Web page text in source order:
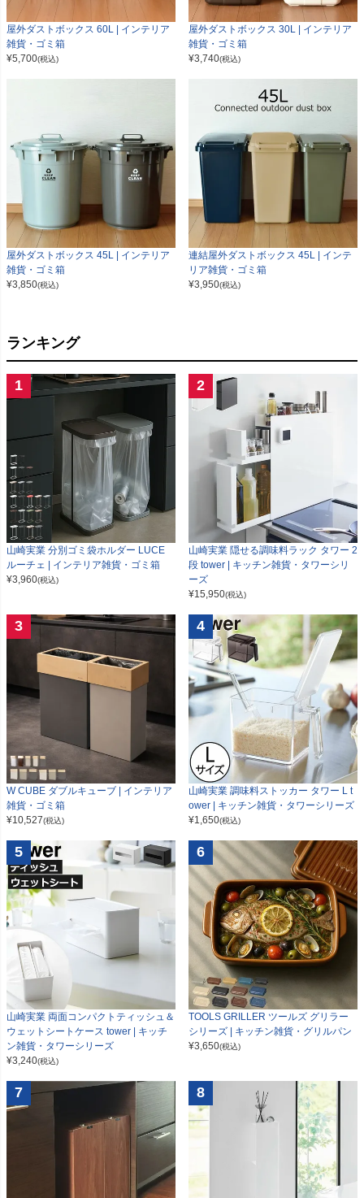
屋外ダストボックス 60L | インテリア
雑貨・ゴミ箱
¥5,700(税込)
屋外ダストボックス 30L | インテリア
雑貨・ゴミ箱
¥3,740(税込)
屋外ダストボックス 45L | インテリア
雑貨・ゴミ箱
¥3,850(税込)
連結屋外ダストボックス 45L | インテ
リア雑貨・ゴミ箱
¥3,950(税込)
ランキング
1
山崎実業 分別ゴミ袋ホルダー LUCE
ルーチェ | インテリア雑貨・ゴミ箱
¥3,960(税込)
2
山崎実業 隠せる調味料ラック タワー 2
段 tower | キッチン雑貨・タワーシリ
ーズ
¥15,950(税込)
3
W CUBE ダブルキューブ | インテリア
雑貨・ゴミ箱
¥10,527(税込)
4
山崎実業 調味料ストッカー タワー L t
ower | キッチン雑貨・タワーシリーズ
¥1,650(税込)
5
山崎実業 両面コンパクトティッシュ＆
ウェットシートケース tower | キッチ
ン雑貨・タワーシリーズ
¥3,240(税込)
6
TOOLS GRILLER ツールズ グリラー
シリーズ | キッチン雑貨・グリルパン
¥3,650(税込)
7 8